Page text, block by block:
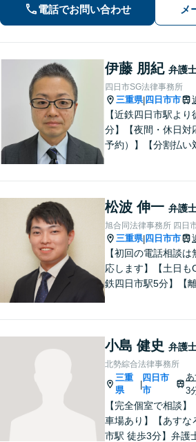
電話でお問い合わせ メ
伊藤 朋紀 弁護
四日市SG法律事務所
三重県| 四日市市
【近鉄四日市駅より
分】【夜間・休日対
予約）】【分割払い
して、一緒に解決方
る手助けをさせてい
ばと思いますので、
ご相談ください。
松波 伸一 弁護
旭合同法律事務所 四日
三重県| 四日市市
【初回の電話相談は
応します】【土日も
鉄四日市駅5分】【離
刑事事件全般】双方
得する解決を目指し
通事故】示談金の増
尽力
小島 健史 弁護
北勢綜合法律事務所
三重
県
|
四日市
市
3
【完全個室で相談】
車場あり】【あすな
市駅 徒歩3分】弁護